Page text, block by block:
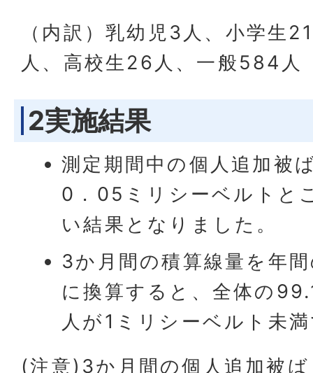
（内訳）乳幼児3人、小学生
人、高校生26人、一般584人
2実施結果
測定期間中の個人追加被
0．05ミリシーベルトと
い結果となりました。
3か月間の積算線量を年
に換算すると、全体の
人が1ミリシーベルト未
(注意)3か月間の個人追加被